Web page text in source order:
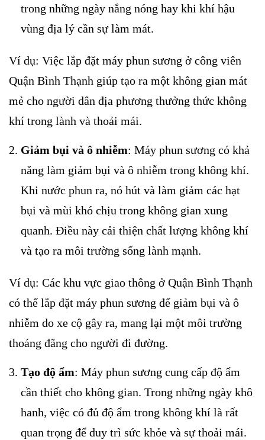
trong những ngày nắng nóng hay khi khí hậu
vùng địa lý cần sự làm mát.
Ví dụ: Việc lắp đặt máy phun sương ở công viên
Quận Bình Thạnh giúp tạo ra một không gian mát
mẻ cho người dân địa phương thưởng thức không
khí trong lành và thoải mái.
Giảm bụi và ô nhiễm: Máy phun sương có khả
năng làm giảm bụi và ô nhiễm trong không khí.
Khi nước phun ra, nó hút và làm giảm các hạt
bụi và mùi khó chịu trong không gian xung
quanh. Điều này cải thiện chất lượng không khí
và tạo ra môi trường sống lành mạnh.
Ví dụ: Các khu vực giao thông ở Quận Bình Thạnh
có thể lắp đặt máy phun sương để giảm bụi và ô
nhiễm do xe cộ gây ra, mang lại một môi trường
thoáng đãng cho người đi đường.
Tạo độ ẩm: Máy phun sương cung cấp độ ẩm
cần thiết cho không gian. Trong những ngày khô
hanh, việc có đủ độ ẩm trong không khí là rất
quan trọng để duy trì sức khỏe và sự thoải mái.